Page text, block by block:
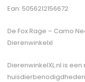
Ean: 5056212156672
De Fox Rage – Camo
Dierenwinkelxl
DierenwinkelXL.nl is